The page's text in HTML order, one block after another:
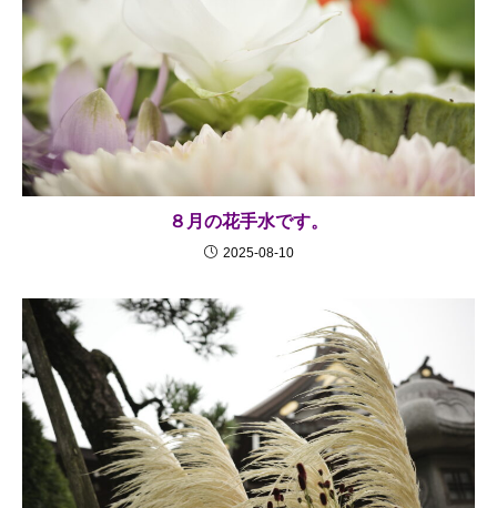
８月の花手水です。
2025-08-10